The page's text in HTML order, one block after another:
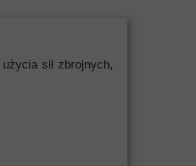
sił zbrojnych,